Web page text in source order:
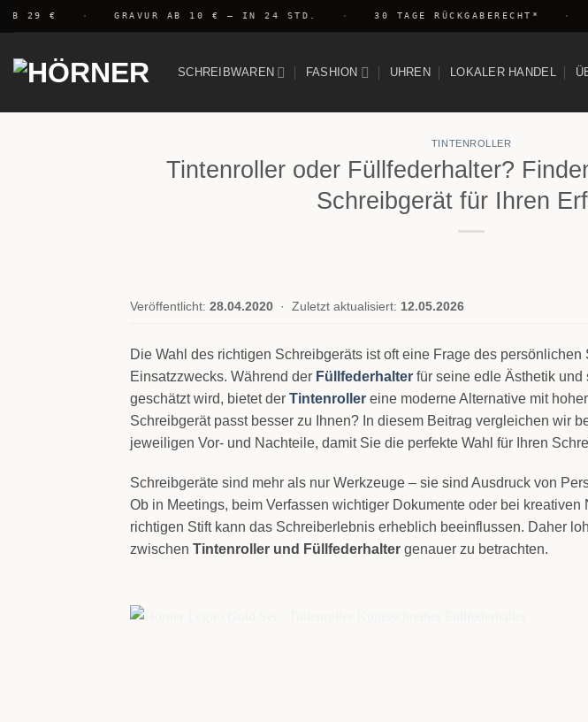
Zum
Inhalt
29 € GRAVUR AB 10 € — IN 24 STD. 30 TAGE RÜCKGABERECHT*
SCHREIBWAREN FASHION UHREN LOKALER HANDEL
TINTENROLLER
Tintenroller oder Füllfederhalter?
Schreibgerät für Ihren
Veröffentlicht: 28.04.2020 · Zuletzt aktualisiert: 12.05.2026
Die Wahl des richtigen Schreibgeräts ist oft eine Frage des
Einsatzzwecks. Während der Füllfederhalter für seine edle Ästhetik und
geschätzt wird, bietet der Tintenroller eine moderne Alternative mit
Schreibgerät passt besser zu Ihnen? In diesem Beitrag vergleichen wir
jeweiligen Vor- und Nachteile, damit Sie die perfekte Wahl für Ihren
Schreibgeräte sind mehr als nur Werkzeuge – sie sind Ausdruck von
Ob in Meetings, beim Verfassen wichtiger Dokumente oder bei
richtigen Stift kann das Schreiberlebnis erheblich beeinflussen. Daher
zwischen Tintenroller und Füllfederhalter genauer zu betrachten.